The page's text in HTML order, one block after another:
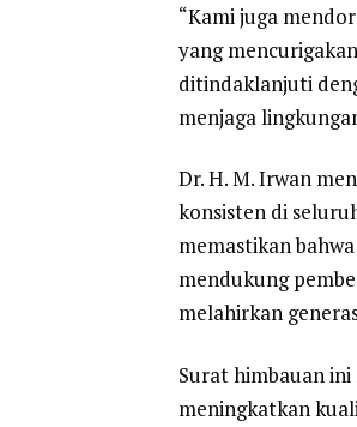
“Kami juga
yang
ditindaklanjuti
menjaga
Dr. H. M. Irwan
konsisten di
memastikan
mendukung
melahirkan
Surat himbauan
meningkatkan